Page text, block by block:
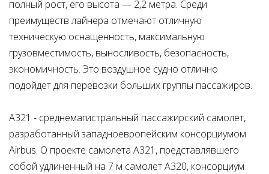
полный рост, его высота — 2,2 метра. Среди
преимуществ лайнера отмечают отличную
техническую оснащенность, максимальную
грузовместимость, выносливость, безопасность,
экономичность. Это воздушное судно отлично
подойдет для перевозки больших группы пассажиров.
A321 - среднемагистральный пассажирский самолет,
разработанный западноевропейским консорциумом
Airbus. О проекте самолета А321, представлявшего
собой удлиненный на 7 м самолет А320, консорциум